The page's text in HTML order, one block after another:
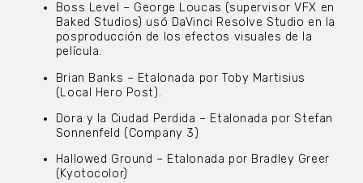
Boss Level – George Loucas (supervisor VFX en
Baked Studios) usó DaVinci Resolve Studio en la
posproducción de los efectos visuales de la
película.
Brian Banks – Etalonada por Toby Martisius
(Local Hero Post).
Dora y la Ciudad Perdida – Etalonada por Stefan
Sonnenfeld (Company 3)
Hallowed Ground – Etalonada por Bradley Greer
(Kyotocolor)